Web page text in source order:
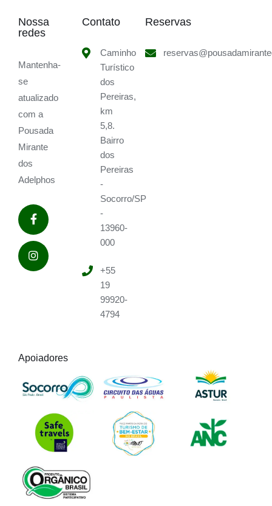
Nossa
redes
Mantenha-
se
atualizado
com a
Pousada
Mirante
dos
Adelphos
Contato
Caminho
Turístico
dos
Pereiras,
km
5,8.
Bairro
dos
Pereiras
-
Socorro/SP
-
13960-
000
+55
19
99920-
4794
Reservas
Apoiadores